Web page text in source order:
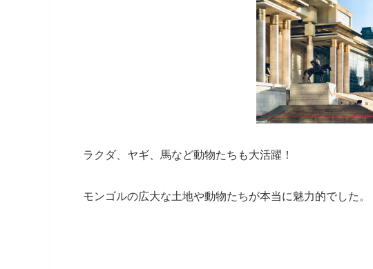
ラクダ、ヤギ、馬など動物たちも大活躍！
モンゴルの広大な土地や動物たちが本当に魅力的でした。